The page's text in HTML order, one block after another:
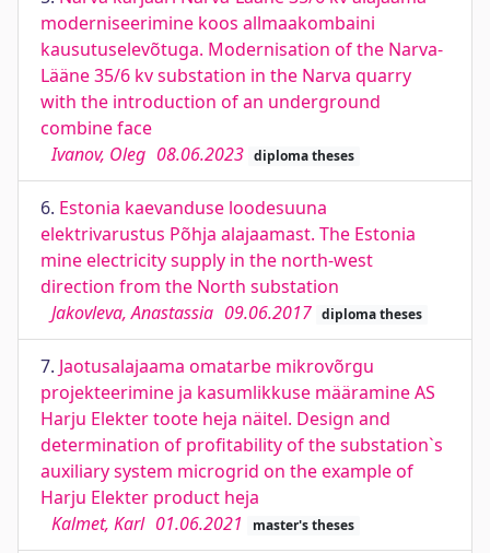
moderniseerimine koos allmaakombaini
kausutuselevõtuga. Modernisation of the Narva-
Lääne 35/6 kv substation in the Narva quarry
with the introduction of an underground
combine face
Ivanov, Oleg 08.06.2023 diploma theses
6. Estonia kaevanduse loodesuuna
elektrivarustus Põhja alajaamast. The Estonia
mine electricity supply in the north-west
direction from the North substation
Jakovleva, Anastassia 09.06.2017 diploma theses
7. Jaotusalajaama omatarbe mikrovõrgu
projekteerimine ja kasumlikkuse määramine AS
Harju Elekter toote heja näitel. Design and
determination of profitability of the substation`s
auxiliary system microgrid on the example of
Harju Elekter product heja
Kalmet, Karl 01.06.2021 master's theses